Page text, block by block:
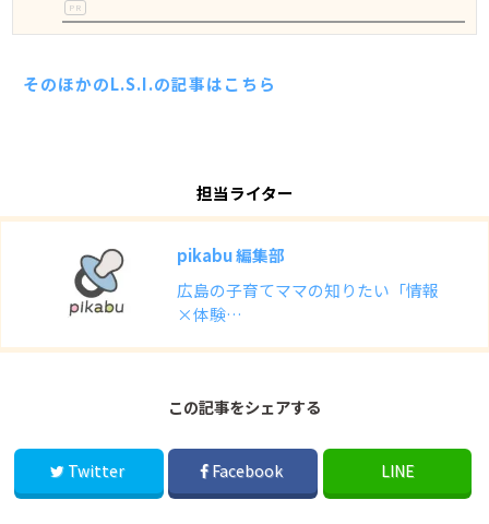
PR
そのほかのL.S.I.の記事はこちら
担当ライター
pikabu 編集部
広島の子育てママの知りたい「情報
×体験…
この記事をシェアする
Twitter Facebook LINE